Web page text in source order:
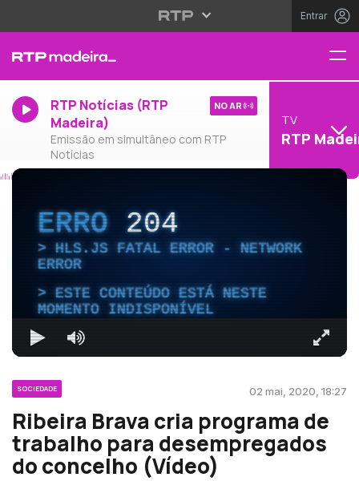
Entrar
RTP Notícias (RTP
Madeira)
Emissão em simultâneo com RTP
Notícias
NO AR
TV
RTP
ERRO204
HLS.JS FATAL ERROR - NETWORK
ERROR
ESTE CONTEÚDO ESTÁ NESTE
MOMENTO INDISPONÍVEL
SOCIEDADE 02 mai, 2020, 18:27
Ribeira Brava cria programa de
trabalho para desempregados
do concelho (Vídeo)